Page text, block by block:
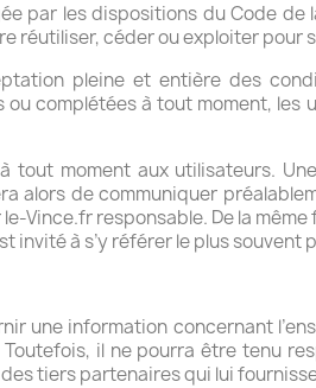
par les dispositions du Code
réutiliser, céder ou exploiter
pleine et entière des
complétées à tout moment,
tout moment aux utilisateurs.
alors de communiquer
Vince.fr responsable. De la
invité à s’y référer le plus
une information concernant
il ne pourra être tenu
tiers partenaires qui lui